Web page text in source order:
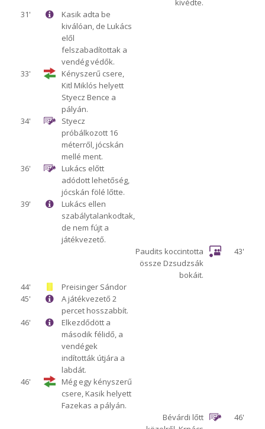
kivédte.
31'
Kasik adta be
kiválóan, de Lukács
elől
felszabadítottak a
vendég védők.
33'
Kényszerű csere,
Kitl Miklós helyett
Styecz Bence a
pályán.
34'
Styecz
próbálkozott 16
méterről, jócskán
mellé ment.
36'
Lukács előtt
adódott lehetőség,
jócskán fölé lőtte.
39'
Lukács ellen
szabálytalankodtak,
de nem fújt a
játékvezető.
43'
Paudits koccintotta
össze Dzsudzsák
bokáit.
44'
Preisinger Sándor
45'
A játékvezető 2
percet hosszabbít.
46'
Elkezdődött a
második félidő, a
vendégek
indították útjára a
labdát.
46'
Még egy kényszerű
csere, Kasik helyett
Fazekas a pályán.
46'
Bévárdi lőtt